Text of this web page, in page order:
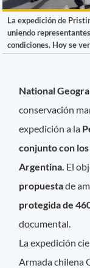
La expedición de
uniendo
condiciones. Hoy se
National
conservación
expedición a la
conjunto con
Argentina. El
propuestade
protegida de
documental.
La expedición
Armada chilena